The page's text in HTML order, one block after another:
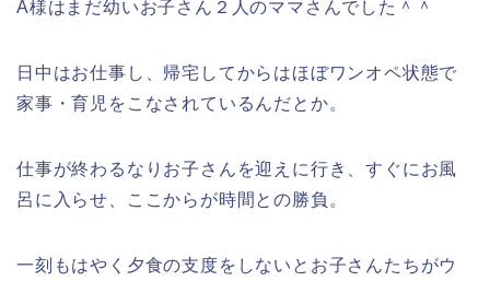
A様はまだ幼いお子さん２人のママさんでした＾＾
日中はお仕事し、帰宅してからはほぼワンオペ状態で
家事・育児をこなされているんだとか。
仕事が終わるなりお子さんを迎えに行き、すぐにお風
呂に入らせ、ここからが時間との勝負。
一刻もはやく夕食の支度をしないとお子さんたちがウ